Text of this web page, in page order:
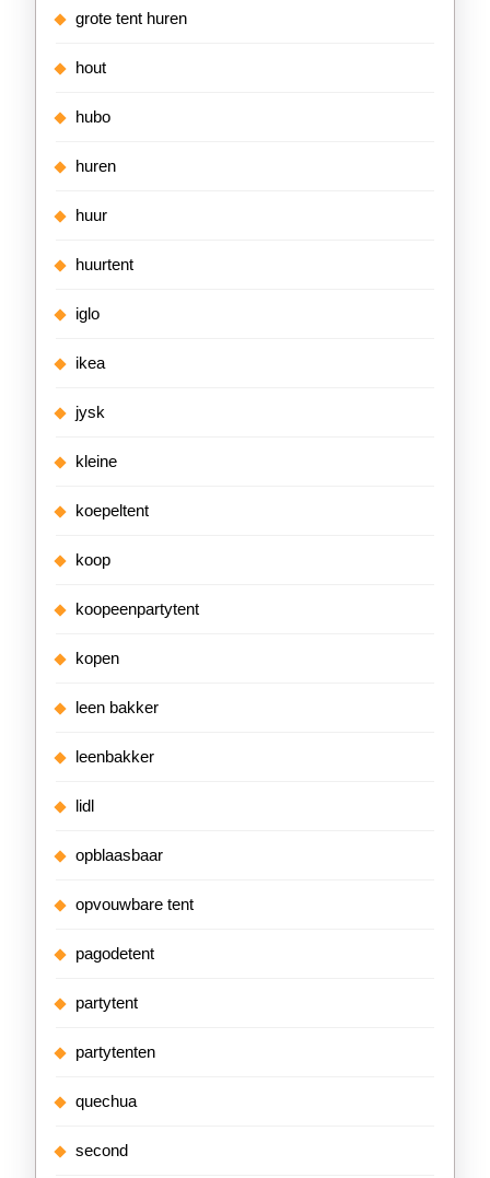
grote tent huren
hout
hubo
huren
huur
huurtent
iglo
ikea
jysk
kleine
koepeltent
koop
koopeenpartytent
kopen
leen bakker
leenbakker
lidl
opblaasbaar
opvouwbare tent
pagodetent
partytent
partytenten
quechua
second